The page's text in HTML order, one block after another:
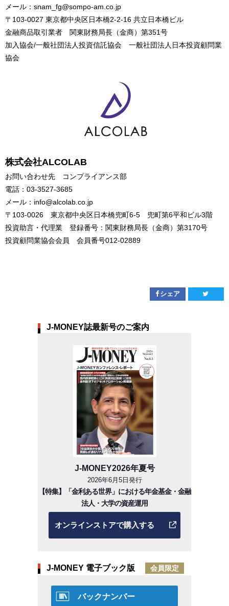
メール：snam_fg@sompo-am.co.jp
〒103-0027 東京都中央区日本橋2-2-16 共立日本橋ビル
金融商品取引業者 関東財務局長（金商）第351号
加入協会/一般社団法人投資信託協会 一般社団法人日本投資顧問業
協会
株式会社ALCOLAB
お問い合わせ先 コンプライアンス部
電話：03-3527-3685
メール：info@alcolab.co.jp
〒103-0026 東京都中央区日本橋兜町6-5 兜町第6平和ビル3階
投資助言・代理業 登録番号：関東財務局長（金商）第3170号
投資顧問業協会会員 会員番号012-02889
シェア
J-MONEY誌最新号のご案内
J-MONEY2026年夏号
2026年6月5日発行
【特集】「金利ある世界」における年金基金・金融
法人・大学の資産運用
オンラインストアで購入する
J-MONEY 電子ブック版 会員限定
バックナンバー